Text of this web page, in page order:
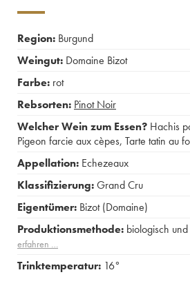
Region: Burgund
Weingut: Domaine Bizot
Farbe: rot
Rebsorten: Pinot Noir
Welcher Wein zum Essen? Hachis
Pigeon farcie aux cèpes, Tarte tatin au
Appellation: Echezeaux
Klassifizierung:Grand Cru
Eigentümer: Bizot (Domaine)
Produktionsmethode: biologisch
erfahren …
Trinktemperatur: 16°